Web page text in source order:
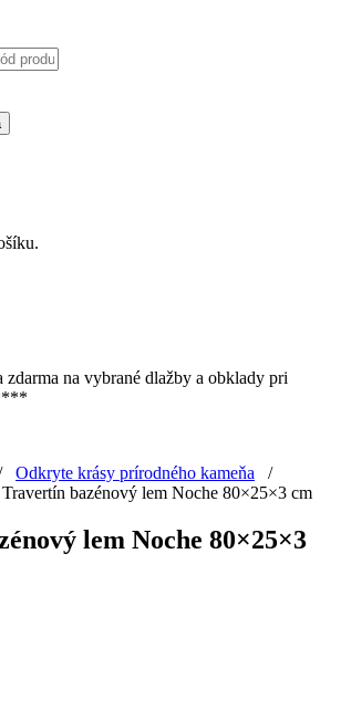
na vybrané dlažby a obklady pri
Odkryte krásy prírodného kameňa /
Travertín bazénový lem Noche 80×25×3 cm
lem Noche 80×25×3